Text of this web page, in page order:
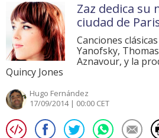
Zaz dedica su
ciudad de
Canciones
Yanofsky,
Aznavour, y la
Quincy Jones
Hugo Fernández
17/09/2014 | 00:00 CET